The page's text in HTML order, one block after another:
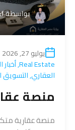
بواسطة
يوليو 27, 2026
Real Estate
,
العقاري,التسويق
منصة
منصة عقارية